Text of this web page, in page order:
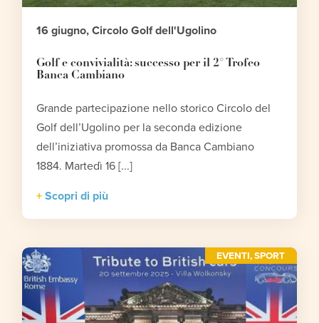
16 giugno, Circolo Golf dell'Ugolino
Golf e convivialità: successo per il 2° Trofeo
Banca Cambiano
Grande partecipazione nello storico Circolo del
Golf dell’Ugolino per la seconda edizione
dell’iniziativa promossa da Banca Cambiano
1884. Martedì 16 [...]
Scopri di più
EVENTI,SPORT